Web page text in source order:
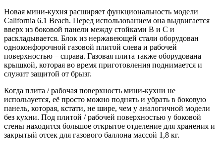
Новая мини-кухня расширяет функциональность модели
California 6.1 Beach. Перед использованием она выдвигается
вверх из боковой панели между стойками B и С и
раскладывается. Блок из нержавеющей стали оборудован
одноконфорочной газовой плитой слева и рабочей
поверхностью – справа. Газовая плита также оборудована
крышкой, которая во время приготовления поднимается и
служит защитой от брызг.
Когда плита / рабочая поверхность мини-кухни не
используется, её просто можно поднять и убрать в боковую
панель, которая, кстати, не шире, чем у аналогичной модели
без кухни. Под плитой / рабочей поверхностью у боковой
стены находится большое открытое отделение для хранения и
закрытый отсек для газового баллона массой 1,8 кг.